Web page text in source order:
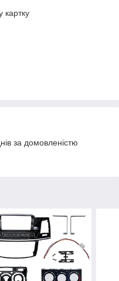
картку
за домовленістю